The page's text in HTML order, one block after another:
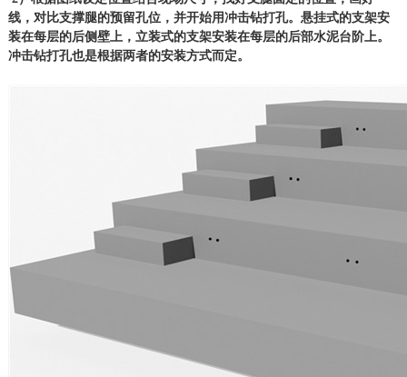
线，对比支撑腿的预留孔位，并开始用冲击钻打孔。悬挂式的支架安
装在每层的后侧壁上，立装式的支架安装在每层的后部水泥台阶上。
冲击钻打孔也是根据两者的安装方式而定。